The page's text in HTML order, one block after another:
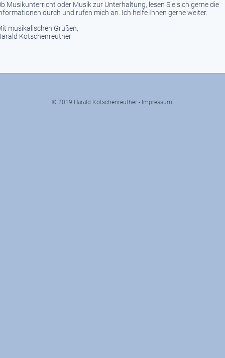
Musikunterricht oder Musik zur Unterhaltung, lesen Sie sich gerne die
durch und rufen mich an. Ich helfe Ihnen gerne weiter.
musikalischen Grüßen,
Kotschenreuther
© 2019 Harald Kotschenreuther - Impressum